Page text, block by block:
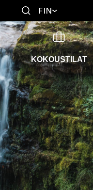
FIN
KOKOUSTILAT